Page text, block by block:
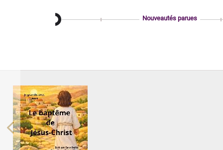
Nouveautés parues
Previous